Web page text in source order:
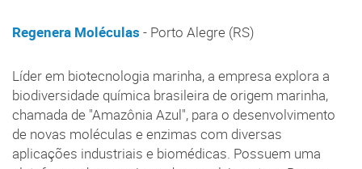
Regenera Moléculas - Porto Alegre (RS)
Líder em biotecnologia marinha, a empresa explora a
biodiversidade química brasileira de origem marinha,
chamada de "Amazônia Azul", para o desenvolvimento
de novas moléculas e enzimas com diversas
aplicações industriais e biomédicas. Possuem uma